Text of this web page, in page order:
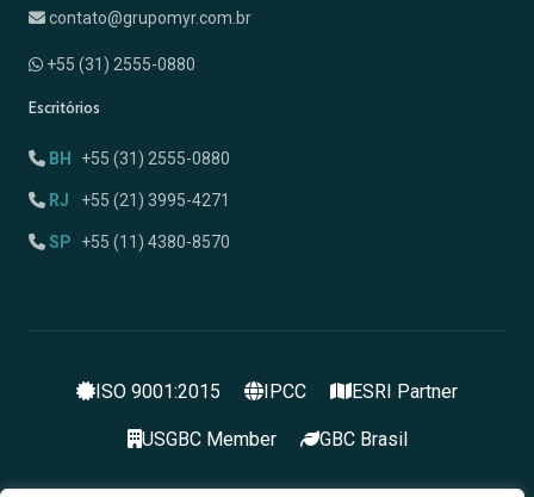
contato@grupomyr.com.br
+55 (31) 2555-0880
Escritórios
BH +55 (31) 2555-0880
RJ +55 (21) 3995-4271
SP +55 (11) 4380-8570
ISO 9001:2015 IPCC ESRI Partner
USGBC Member GBC Brasil